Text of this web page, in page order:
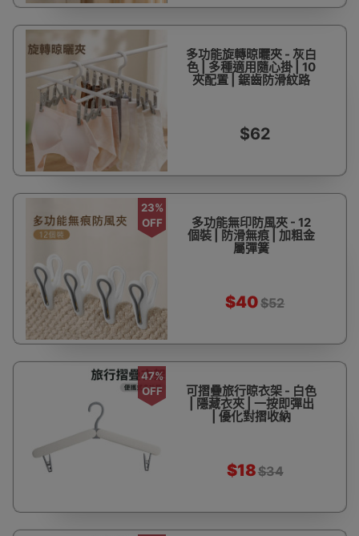
多功能旋轉晾曬夾 - 灰白
色 | 多種適用隨心掛 | 10
夾配置 | 鋸齒防滑紋路
$62
23%
OFF
多功能無印防風夾 - 12
個裝 | 防滑無痕 | 加粗金
屬彈簧
$40$52
47%
OFF
可摺疊旅行晾衣架 - 白色
| 隱藏衣夾 | 一按即彈出
| 優化對摺收納
$18$34